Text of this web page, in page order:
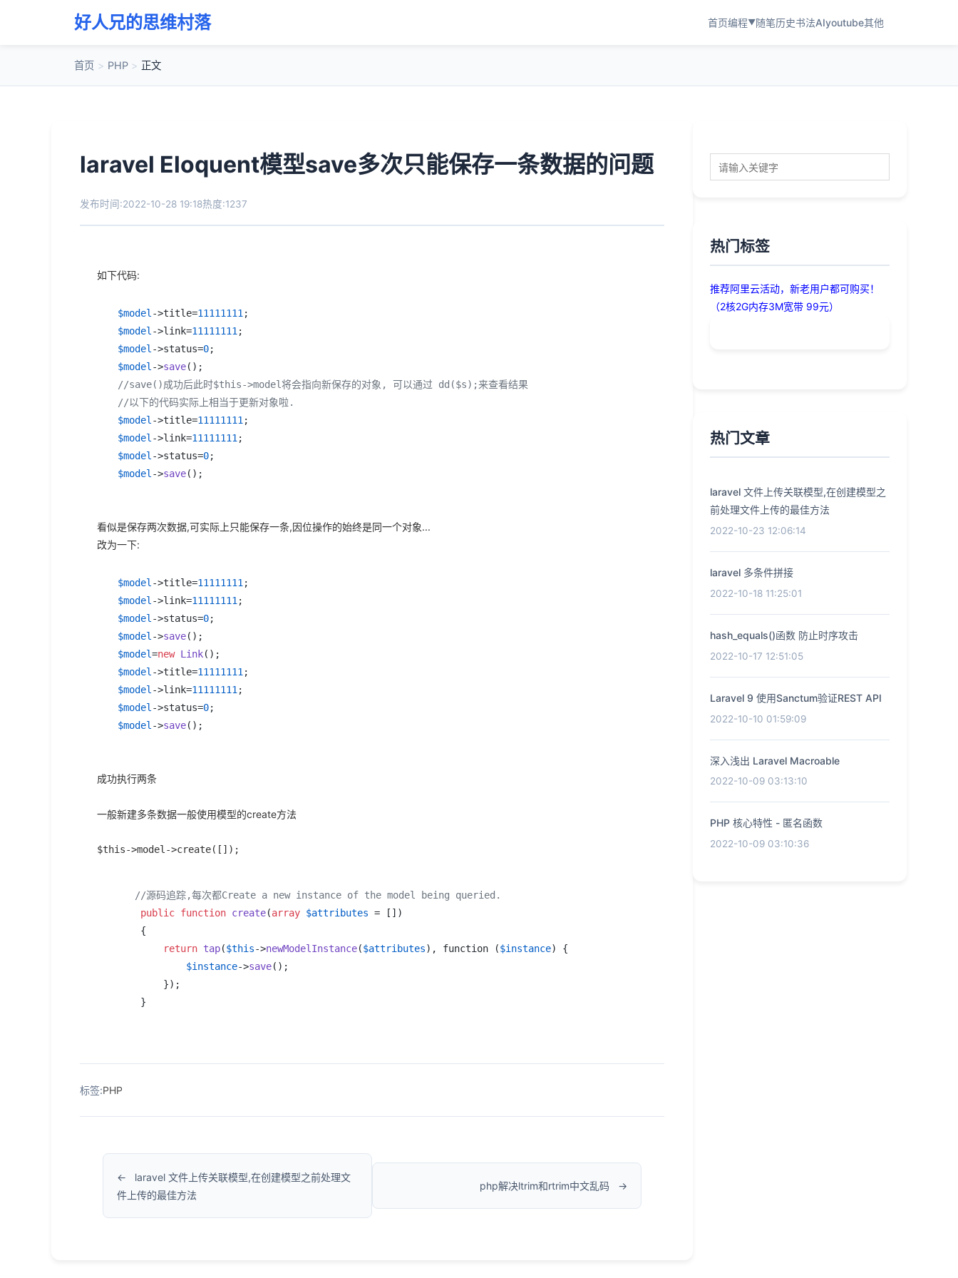
好人兄的思维村落 首页编程▼随笔历史书法AIyoutube其他
首页 > PHP > 正文
laravel Eloquent模型save多次只能保存一条数据的问题
发布时间:2022-10-28 19:18热度:1237
如下代码:
$model ->title=11111111
$model ->link=11111111
$model ->status=0
$model ->save
//save()成功后此时$this->model将会指向新保存的对象, 可以通过 dd($s);来查看结果
//以下的代码实际上相当于更新对象啦.
$model ->title=11111111
$model ->link=11111111
$model ->status=0
$model ->save();
看似是保存两次数据,可实际上只能保存一条,因位操作的始终是同一个对象...
改为一下:
$model ->title=11111111
$model ->link=11111111
$model ->status=0
$model ->save
$model=new Link
$model ->title=11111111
$model ->link=11111111
$model ->status=0
$model ->save();
成功执行两条
一般新建多条数据一般使用模型的create方法
$this->model->create([]);
//源码追踪,每次都Create a new instance of the model being queried.
public function create(array $attributes = [] )
{
return tap($this->newModelInstance($attributes), function ($instance) {
$instance->save();
        });
    }
标签:PHP
laravel 文件上传关联模型,在创建模型之前处理文
件上传的最佳方法
php解决ltrim和rtrim中文乱码
热门标签
推荐阿里云活动，新老用户都可购买！
（2核2G内存3M宽带 99元）
热门文章
laravel 文件上传关联模型,在创建模型之
前处理文件上传的最佳方法
2022-10-23 12:06:14
laravel 多条件拼接
2022-10-18 11:25:01
hash_equals()函数 防止时序攻击
2022-10-17 12:51:05
Laravel 9 使用Sanctum验证REST API
2022-10-10 01:59:09
深入浅出 Laravel Macroable
2022-10-09 03:13:10
PHP 核心特性 - 匿名函数
2022-10-09 03:10:36